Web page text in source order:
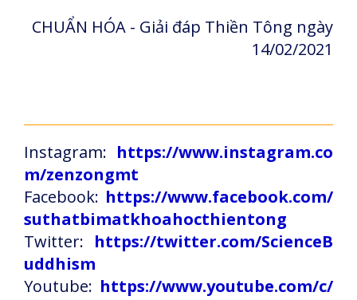
CHUẨN HÓA - Giải đáp Thiền Tông ngày
14/02/2021
Instagram: https://www.instagram.co
m/zenzongmt
Facebook: https://www.facebook.com/
suthatbimatkhoahocthientong
Twitter: https://twitter.com/ScienceB
uddhism
Youtube: https://www.youtube.com/c/